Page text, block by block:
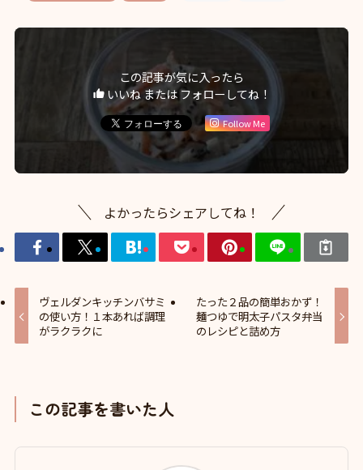
この記事が気に入ったら
いいね または フォローしてね！
Follow Me
よかったらシェアしてね！
ヴェルダンキッチンバサミ
の使い方！１本あれば調理
がラクラクに
たった２品の簡単おかず！
麺つゆで明太子パスタ弁当
のレシピと詰め方
この記事を書いた人